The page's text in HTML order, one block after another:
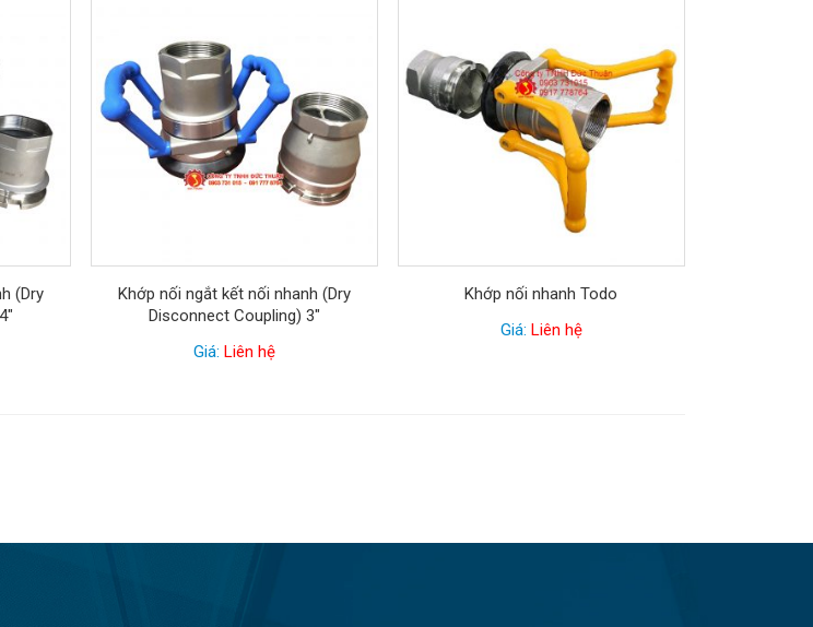
(Dry
Khớp nối ngắt kết nối nhanh (Dry
Disconnect Coupling) 3″
Giá: Liên hệ
Khớp nối nhanh Todo
Giá: Liên hệ